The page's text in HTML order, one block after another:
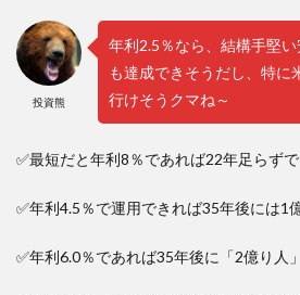
投資熊
年利2.5％なら、結構手堅
も達成できそうだし、特に
行けそうクマね～
✅最短だと年利8％であれば22年足らず
✅年利4.5％で運用できれば35年後には1
✅年利6.0％であれば35年後に「2億り人